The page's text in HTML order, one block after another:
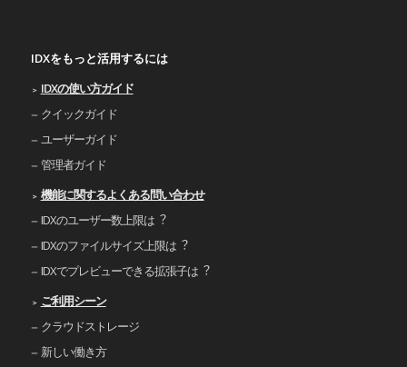
IDXをもっと活用するには
IDXの使い⽅ガイド
クイックガイド
ユーザーガイド
管理者ガイド
機能に関するよくある問い合わせ
IDXのユーザー数上限は︖
IDXのファイルサイズ上限は︖
IDXでプレビューできる拡張⼦は︖
ご利⽤シーン
クラウドストレージ
新しい働き⽅